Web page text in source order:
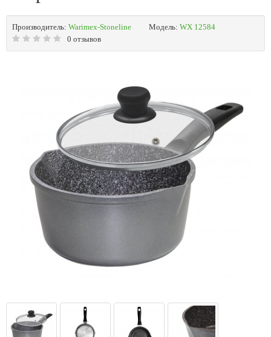
Производитель: Warimex-Stoneline Модель: WX 12584
0 отзывов